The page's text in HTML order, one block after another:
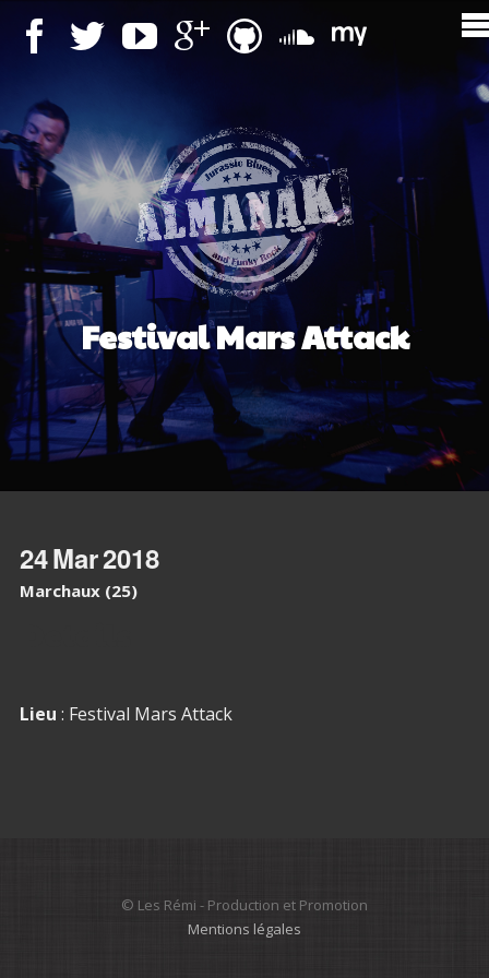
Festival Mars Attack
24Mar2018
Marchaux (25)
Lieu : Festival Mars Attack
© Les Rémi - Production et Promotion
Mentions légales